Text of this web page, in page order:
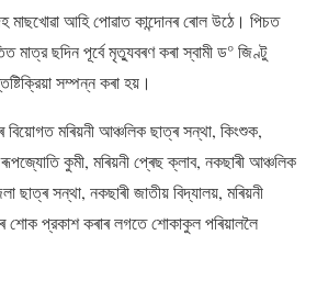
মাছখোৱা আহি পোৱাত কান্দোনৰ ৰোল উঠে। পিচত
ছদিন পূর্বে মৃত্যুবৰণ কৰা স্বামী ড° জিণ্টু
সম্পন্ন কৰা হয়।
বিয়োগত মৰিয়নী আঞ্চলিক ছাত্ৰ সন্থা, কিংশুক,
ৰূপজ্যোতি কুমী, মৰিয়নী প্ৰেছ ক্লাব, নকছাৰী আঞ্চলিক
ছাত্ৰ সন্থা, নকছাৰী জাতীয় বিদ্যালয়, মৰিয়নী
শোক প্রকাশ কৰাৰ লগতে শোকাকুল পৰিয়াললৈ